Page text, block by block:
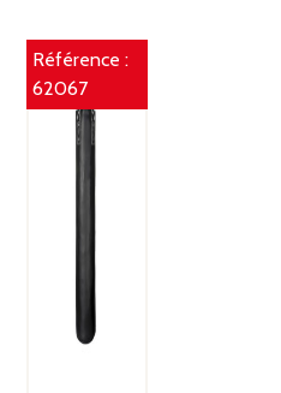
Référence :
62067